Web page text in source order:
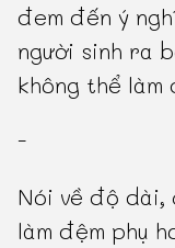
đem đến ý
người sinh ra
không thể làm
-
Nói về độ dài,
làm đệm phụ